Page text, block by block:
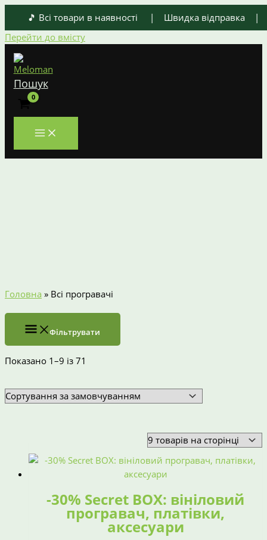
🎵 Всі товари в наявності | Швидка відправка |
Перейти до вмісту
Пошук
Головна » Всі програвачі
Фільтрувати
Показано 1–9 із 71
-30% Secret BOX: вініловий
програвач, платівки,
аксесуари